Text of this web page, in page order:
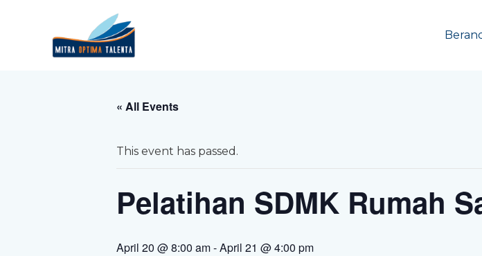
« All Events
This event has passed.
Pelatihan SDMK Rumah
April 20 @ 8:00 am-April 21 @ 4:00 pm